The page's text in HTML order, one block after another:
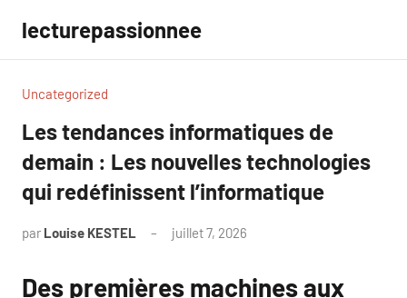
contenu
lecturepassionnee
Uncategorized
Les tendances informatiques de
demain : Les nouvelles technologies
qui redéfinissent l’informatique
par Louise KESTEL juillet 7, 2026
Des premières machines aux